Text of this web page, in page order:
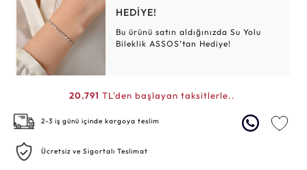
HEDİYE!
Bu ürünü satın aldığınızda Su Yolu
Bileklik ASSOS’tan Hediye!
20.791 TL'den başlayan taksitlerle..
2-3 iş günü içinde kargoya teslim
Ücretsiz ve Sigortalı Teslimat